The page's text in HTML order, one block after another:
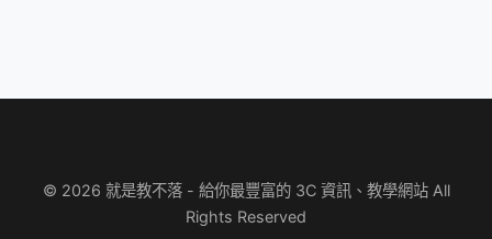
© 2026 就是教不落 - 給你最豐富的 3C 資訊、教學網站 All
Rights Reserved